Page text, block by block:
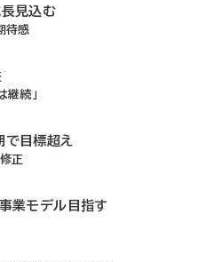
見込む
待感
継続」
で目標超え
正
事業モデル目指す